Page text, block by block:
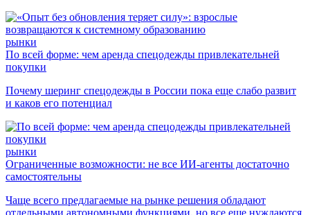
рынки
По всей форме: чем аренда спецодежды привлекательней
покупки
Почему шеринг спецодежды в России пока еще слабо развит
и каков его потенциал
рынки
Ограниченные возможности: не все ИИ-агенты достаточно
самостоятельны
Чаще всего предлагаемые на рынке решения обладают
отдельными автономными функциями, но все еще нуждаются